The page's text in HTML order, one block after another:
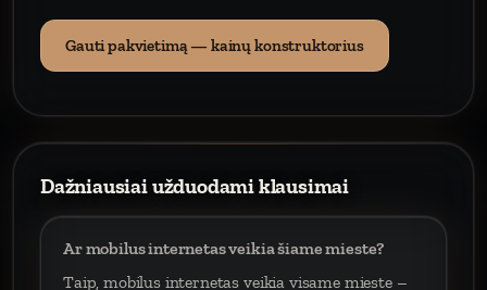
Gauti pakvietimą — kainų konstruktorius
Dažniausiai užduodami klausimai
Ar mobilus internetas veikia šiame mieste?
Taip, mobilus internetas veikia visame mieste –